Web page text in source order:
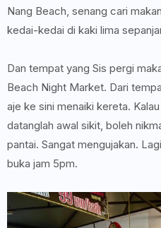
Nang Beach, senang cari
kedai-kedai di kaki lima
Dan tempat yang Sis pergi
Beach Night Market. Dari
aje ke sini menaiki kereta.
datanglah awal sikit, boleh
pantai. Sangat mengujakan.
buka jam 5pm.